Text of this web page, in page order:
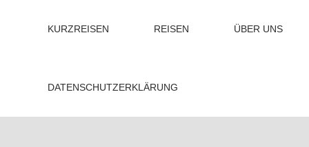
KURZREISEN REISEN ÜBER UNS
DATENSCHUTZERKLÄRUNG